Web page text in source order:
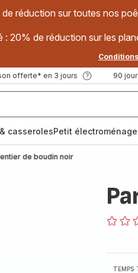
réduction sur toutes nos
: 20% de réduction sur les
offerte* en 3 jours 90
casserolesPetit
de boudin noir
TEMPS